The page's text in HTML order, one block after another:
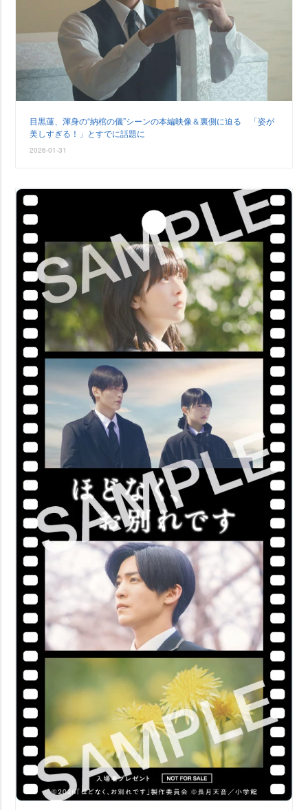
目黒蓮、渾身の“納棺の儀”シーンの本編映像＆裏側に迫る 「姿が
美しすぎる！」とすでに話題に
2026-01-31